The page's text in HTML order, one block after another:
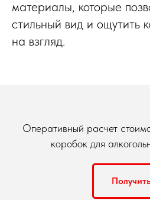
материалы, которые
стильный вид и ощутить
на взгляд.
Оперативный расчет
коробок для